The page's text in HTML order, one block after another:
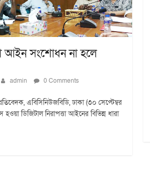
আইন সংশোধন না হলে
admin 0 Comments
এবিসিনিউজবিডি, ঢাকা (৩০ সেপ্টেম্বর
ডিজিটাল নিরাপত্তা আইনের বিভিন্ন ধারা